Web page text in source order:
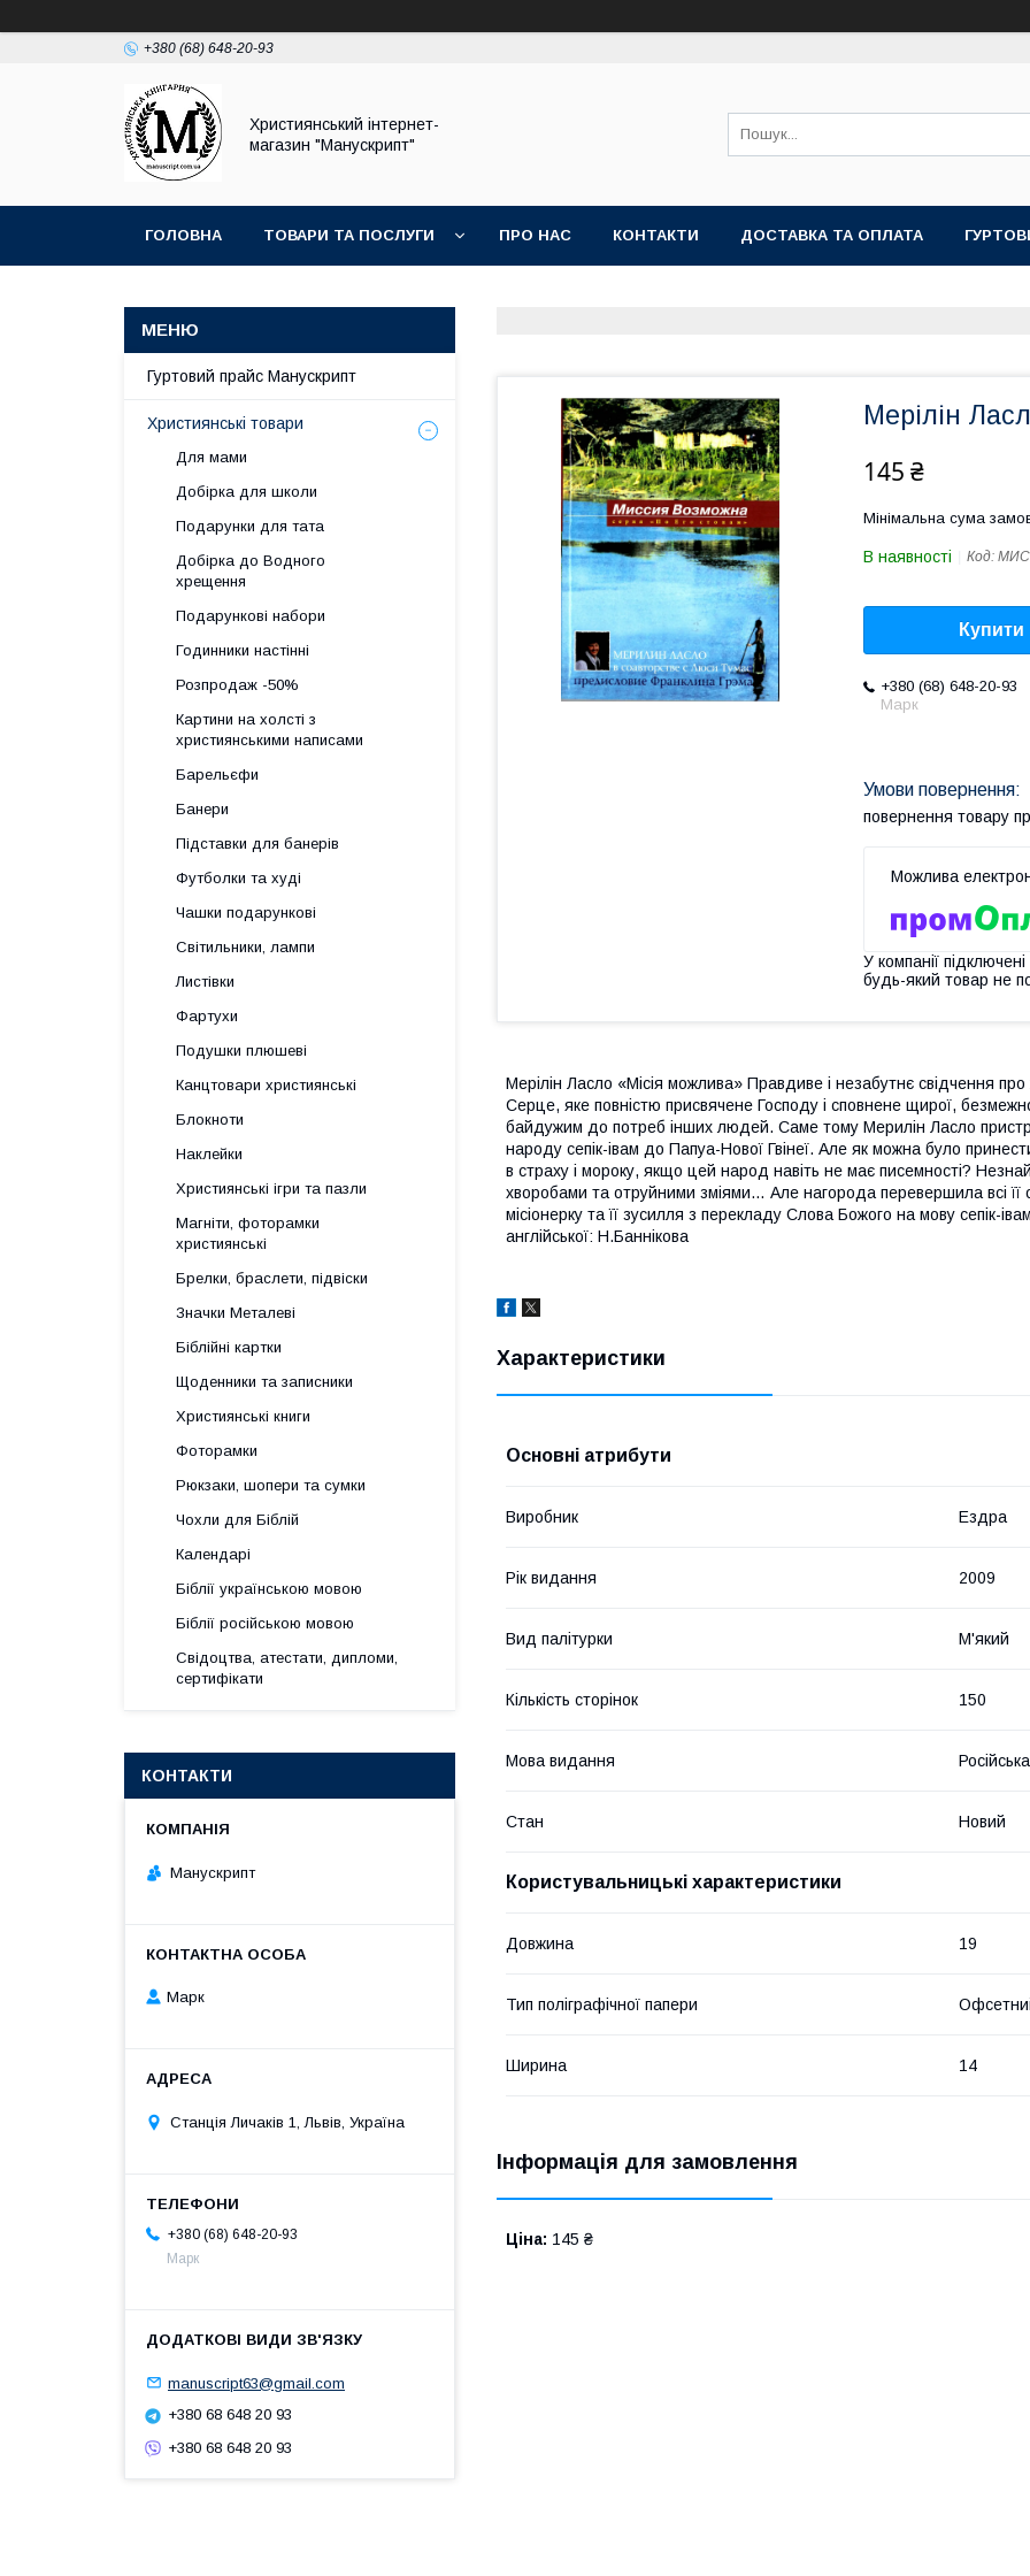
+380 (68) 648-20-93
Християнський інтернет-
магазин "Манускрипт"
ГОЛОВНА ТОВАРИ ТА ПОСЛУГИ ПРО НАС КОНТАКТИ ДОСТАВКА ТА ОПЛАТА
Мерілін
145 ₴
Мінімальна сума
В наявності Код:
Купити
+380 (68) 648-20-93
Марк
повернення товару
У компанії
будь-який товар не
Мерілін Ласло «Місія можлива» Правдиве і незабутнє свідчення
Серце, яке повністю присвячене Господу і сповнене щирої,
байдужим до потреб інших людей. Саме тому Мерилін Ласло
народу сепік-івам до Папуа-Нової Гвінеї. Але як можна було
в страху і мороку, якщо цей народ навіть не має писемності?
хворобами та отруйними зміями… Але нагорода перевершила всі її
місіонерку та її зусилля з перекладу Слова Божого на мову сепік-
англійської: Н.Баннікова
Характеристики
Основні атрибути
Виробник Ездра
Рік видання 2009
Вид палітурки М'який
Кількість сторінок 150
Мова видання Російська
Стан Новий
Користувальницькі характеристики
Довжина 19
Тип поліграфічної папери
Ширина 14
Інформація для замовлення
Ціна: 145 ₴
Гуртовий прайс Манускрипт
Християнські товари
Для мами
Добірка для школи
Подарунки для тата
Добірка до Водного
хрещення
Подарункові набори
Годинники настінні
Розпродаж -50%
Картини на холсті з
християнськими написами
Барельєфи
Банери
Підставки для банерів
Футболки та худі
Чашки подарункові
Світильники, лампи
Листівки
Фартухи
Подушки плюшеві
Канцтовари християнські
Блокноти
Наклейки
Християнські ігри та пазли
Магніти, фоторамки
християнські
Брелки, браслети, підвіски
Значки Металеві
Біблійні картки
Щоденники та записники
Християнські книги
Фоторамки
Рюкзаки, шопери та сумки
Чохли для Біблій
Календарі
Біблії українською мовою
Біблії російською мовою
Свідоцтва, атестати, дипломи,
сертифікати
КОНТАКТИ
Манускрипт
Марк
Станція Личаків 1, Львів, Україна
+380 (68) 648-20-93
Марк
manuscript63@gmail.com
+380 68 648 20 93
+380 68 648 20 93